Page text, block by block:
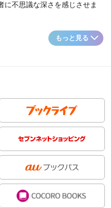
に不思議な深さを感じさせま
もっと見る